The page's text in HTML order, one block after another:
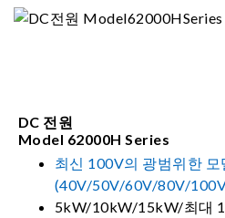
DC 전원
Model 62000H Series
최신 100V의 광범위한 모
(40V/50V/60V/80V/
5kW/10kW/15kW/최대